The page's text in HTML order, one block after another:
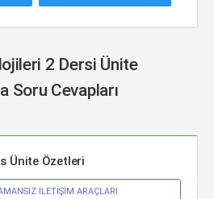
2 Dersi Ünite
Soru Cevapları
Ünite Özetleri
İLETİŞİM ARAÇLARI